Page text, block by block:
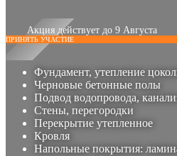
Акция действует до 9 Августа
ПРИНЯТЬ УЧАСТИЕ
Фундамент, утепление
Черновые бетонные полы
Подвод водопровода,
Стены, перегородки
Перекрытие утепленное
Кровля
Напольные покрытия: